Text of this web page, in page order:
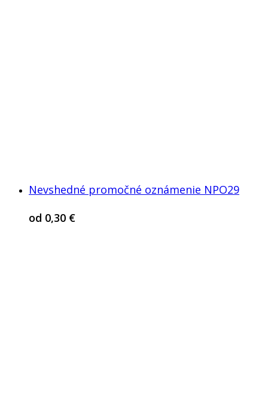
Nevshedné promočné oznámenie NPO29
od 0,30 €